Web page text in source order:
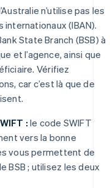
n’utilise pas les
(IBAN).
State Branch (BSB) à
et l’agence, ainsi que
Vérifiez
car c’est là que de
:le code SWIFT
vers la bonne
vous permettent de
BSB ; utilisez les deux